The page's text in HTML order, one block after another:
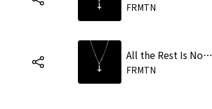
FRMTN
All the Rest Is Noise (Ash Koosha Remix)
FRMTN